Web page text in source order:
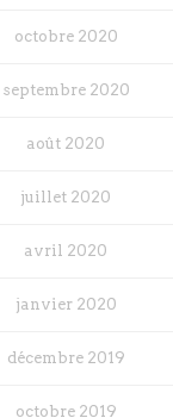
octobre 2020
septembre 2020
août 2020
juillet 2020
avril 2020
janvier 2020
décembre 2019
octobre 2019